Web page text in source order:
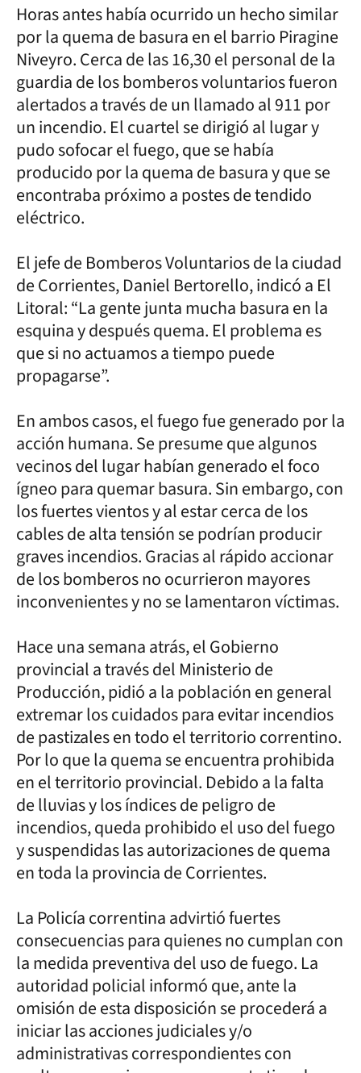
Horas antes había ocurrido un hecho similar
por la quema de basura en el barrio Piragine
Niveyro. Cerca de las 16,30 el personal de la
guardia de los bomberos voluntarios fueron
alertados a través de un llamado al 911 por
un incendio. El cuartel se dirigió al lugar y
pudo sofocar el fuego, que se había
producido por la quema de basura y que se
encontraba próximo a postes de tendido
eléctrico.
El jefe de Bomberos Voluntarios de la ciudad
de Corrientes, Daniel Bertorello, indicó a El
Litoral: “La gente junta mucha basura en la
esquina y después quema. El problema es
que si no actuamos a tiempo puede
propagarse”.
En ambos casos, el fuego fue generado por la
acción humana. Se presume que algunos
vecinos del lugar habían generado el foco
ígneo para quemar basura. Sin embargo, con
los fuertes vientos y al estar cerca de los
cables de alta tensión se podrían producir
graves incendios. Gracias al rápido accionar
de los bomberos no ocurrieron mayores
inconvenientes y no se lamentaron víctimas.
Hace una semana atrás, el Gobierno
provincial a través del Ministerio de
Producción, pidió a la población en general
extremar los cuidados para evitar incendios
de pastizales en todo el territorio correntino.
Por lo que la quema se encuentra prohibida
en el territorio provincial. Debido a la falta
de lluvias y los índices de peligro de
incendios, queda prohibido el uso del fuego
y suspendidas las autorizaciones de quema
en toda la provincia de Corrientes.
La Policía correntina advirtió fuertes
consecuencias para quienes no cumplan con
la medida preventiva del uso de fuego. La
autoridad policial informó que, ante la
omisión de esta disposición se procederá a
iniciar las acciones judiciales y/o
administrativas correspondientes con